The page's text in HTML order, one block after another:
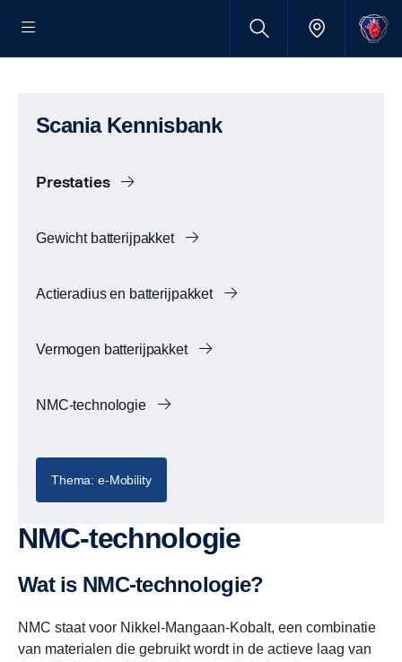
Scania Kennisbank
Prestaties
Gewicht batterijpakket
Actieradius en batterijpakket
Vermogen batterijpakket
NMC-technologie
Thema: e-Mobility
NMC-technologie
Wat is NMC-technologie?
NMC staat voor Nikkel-Mangaan-Kobalt, een combinatie
van materialen die gebruikt wordt in de actieve laag van